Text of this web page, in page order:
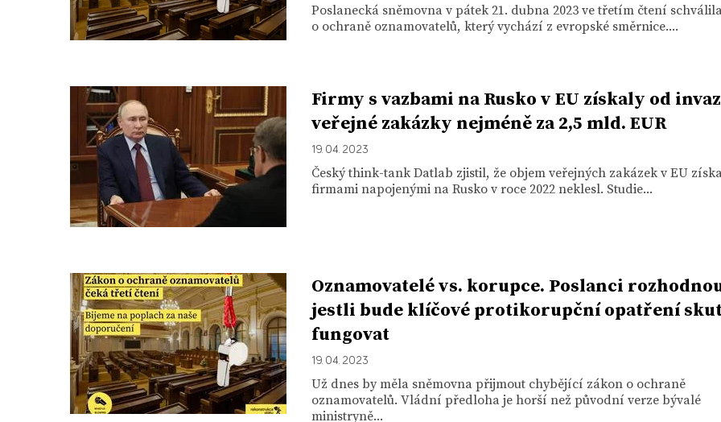
Poslanecká sněmovna v pátek 21. dubna 2023 ve třetím čtení
o ochraně oznamovatelů, který vychází z evropské směrnice....
Firmy s vazbami na Rusko v EU získaly od
veřejné zakázky nejméně za 2,5 mld. EUR
19. 04. 2023
Český think-tank Datlab zjistil, že objem veřejných zakázek v EU
firmami napojenými na Rusko v roce 2022 neklesl. Studie...
Oznamovatelé vs. korupce. Poslanci
jestli bude klíčové protikorupční opatření
fungovat
19. 04. 2023
Už dnes by měla sněmovna přijmout chybějící zákon o ochraně
oznamovatelů. Vládní předloha je horší než původní verze bývalé
ministryně...